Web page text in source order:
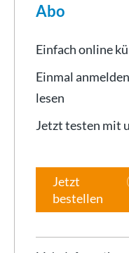
Abo
Einfach online
Einmal
lesen
Jetzt testen mit
Jetzt
bestellen